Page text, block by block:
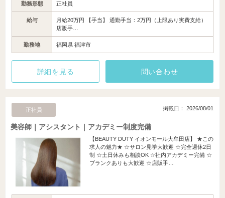
勤務形態 正社員
給与
月給20万円 【手当】 通勤手当：2万円（上限あり実費支給）
店販手…
勤務地 福岡県 福津市
詳細を見る 問い合わせ
正社員 掲載日： 2026/08/01
美容師｜アシスタント｜アカデミー制度完備
【BEAUTY DUTY イオンモール大牟田店】 ★この
求人の魅力★ ☆サロン見学大歓迎 ☆完全週休2日
制 ☆土日休みも相談OK ☆社内アカデミー完備 ☆
ブランクありも大歓迎 ☆店販手…